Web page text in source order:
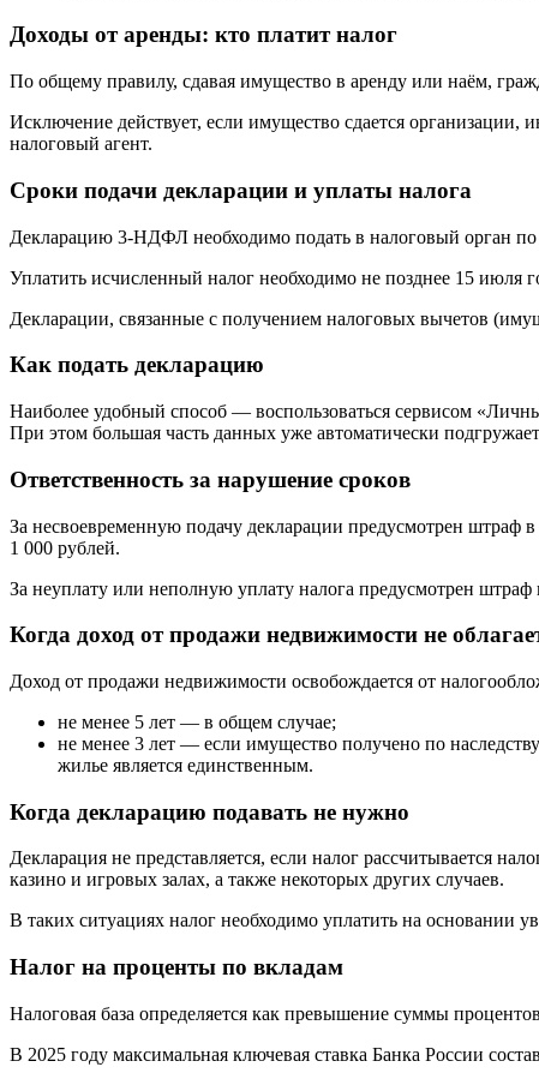
Доходы от аренды: кто платит налог
По общему правилу, сдавая имущество в аренду или наём,
Исключение действует, если имущество сдается организации,
налоговый агент.
Сроки подачи декларации и уплаты налога
Декларацию 3-НДФЛ необходимо подать в налоговый орган по
Уплатить исчисленный налог необходимо не позднее 15 июля
Декларации, связанные с получением налоговых вычетов
Как подать декларацию
Наиболее удобный способ — воспользоваться сервисом
При этом большая часть данных уже автоматически
Ответственность за нарушение сроков
За несвоевременную подачу декларации предусмотрен
1 000 рублей.
За неуплату или неполную уплату налога предусмотрен
Когда доход от продажи недвижимости не
Доход от продажи недвижимости освобождается от
не менее 5 лет — в общем случае;
не менее 3 лет — если имущество получено по
жилье является единственным.
Когда декларацию подавать не нужно
Декларация не представляется, если налог рассчитывается
казино и игровых залах, а также некоторых других случаев.
В таких ситуациях налог необходимо уплатить на основании
Налог на проценты по вкладам
Налоговая база определяется как превышение суммы
В 2025 году максимальная ключевая ставка Банка России